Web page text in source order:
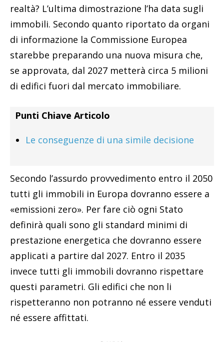
realtà? L’ultima dimostrazione l’ha data sugli
immobili. Secondo quanto riportato da organi
di informazione la Commissione Europea
starebbe preparando una nuova misura che,
se approvata, dal 2027 metterà circa 5 milioni
di edifici fuori dal mercato immobiliare.
Punti Chiave Articolo
Le conseguenze di una simile decisione
Secondo l’assurdo provvedimento entro il 2050
tutti gli immobili in Europa dovranno essere a
«emissioni zero». Per fare ciò ogni Stato
definirà quali sono gli standard minimi di
prestazione energetica che dovranno essere
applicati a partire dal 2027. Entro il 2035
invece tutti gli immobili dovranno rispettare
questi parametri. Gli edifici che non li
rispetteranno non potranno né essere venduti
né essere affittati.